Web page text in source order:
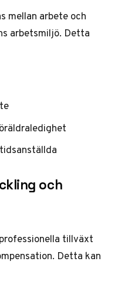
mellan arbete och
arbetsmiljö. Detta
och
tillväxt
Detta kan